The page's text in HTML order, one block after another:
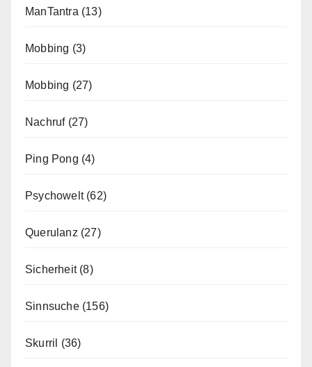
ManTantra (13)
Mobbing (3)
Mobbing (27)
Nachruf(27)
Ping Pong (4)
Psychowelt(62)
Querulanz (27)
Sicherheit(8)
Sinnsuche(156)
Skurril (36)